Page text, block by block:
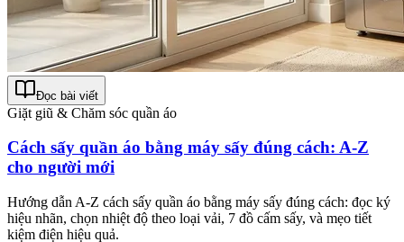
Đọc bài viết
Giặt giũ & Chăm sóc quần áo
Cách sấy quần áo bằng máy sấy đúng cách: A-Z
cho người mới
Hướng dẫn A-Z cách sấy quần áo bằng máy sấy đúng cách: đọc ký
hiệu nhãn, chọn nhiệt độ theo loại vải, 7 đồ cấm sấy, và mẹo tiết
kiệm điện hiệu quả.